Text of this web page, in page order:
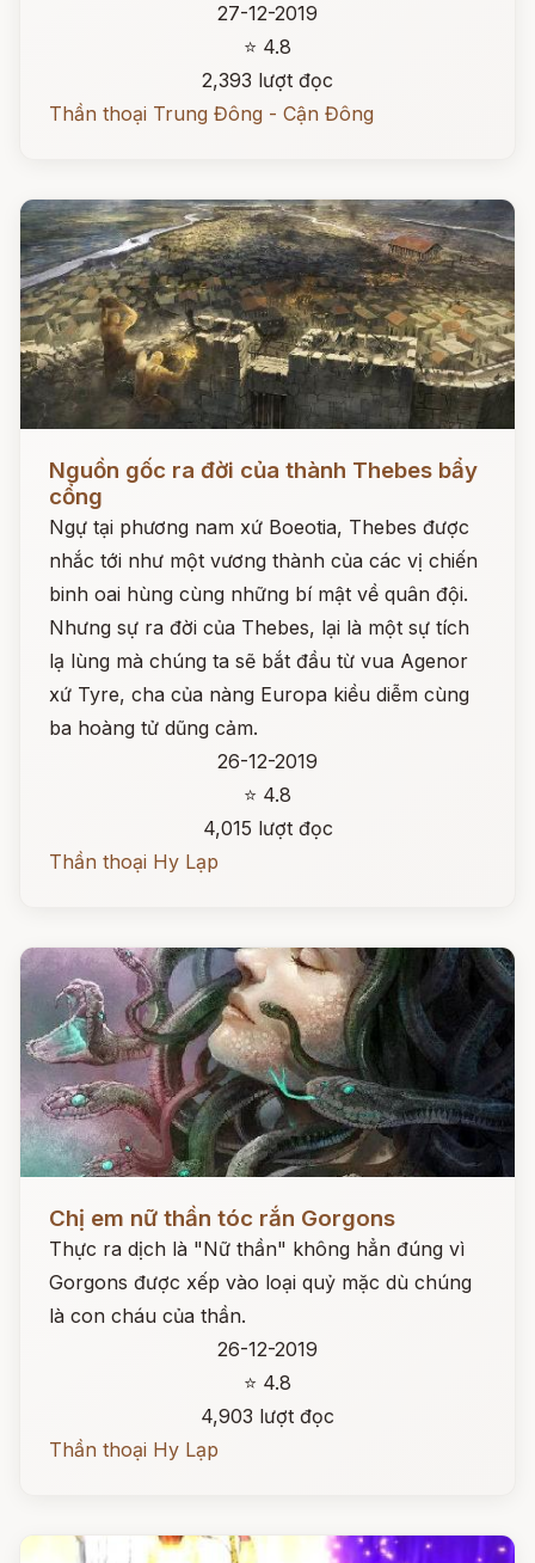
27-12-2019
⭐ 4.8
2,393 lượt đọc
Thần thoại Trung Đông - Cận Đông
Đọc ngay
Nguồn gốc ra đời của thành Thebes bẩy
cổng
Ngự tại phương nam xứ Boeotia, Thebes được
nhắc tới như một vương thành của các vị chiến
binh oai hùng cùng những bí mật về quân đội.
Nhưng sự ra đời của Thebes, lại là một sự tích
lạ lùng mà chúng ta sẽ bắt đầu từ vua Agenor
xứ Tyre, cha của nàng Europa kiều diễm cùng
ba hoàng tử dũng cảm.
26-12-2019
⭐ 4.8
4,015 lượt đọc
Thần thoại Hy Lạp
Chị em nữ thần tóc rắn Gorgons
Thực ra dịch là "Nữ thần" không hẳn đúng vì
Gorgons được xếp vào loại quỷ mặc dù chúng
là con cháu của thần.
26-12-2019
⭐ 4.8
4,903 lượt đọc
Thần thoại Hy Lạp